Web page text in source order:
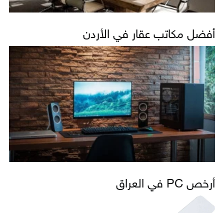
أفضل مكاتب عقار في الأردن
أرخص PC في العراق